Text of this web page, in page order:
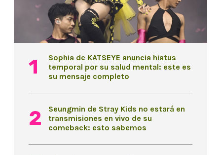
Sophia de KATSEYE anuncia hiatus
temporal por su salud mental: este es
su mensaje completo
Seungmin de Stray Kids no estará en
transmisiones en vivo de su
comeback: esto sabemos